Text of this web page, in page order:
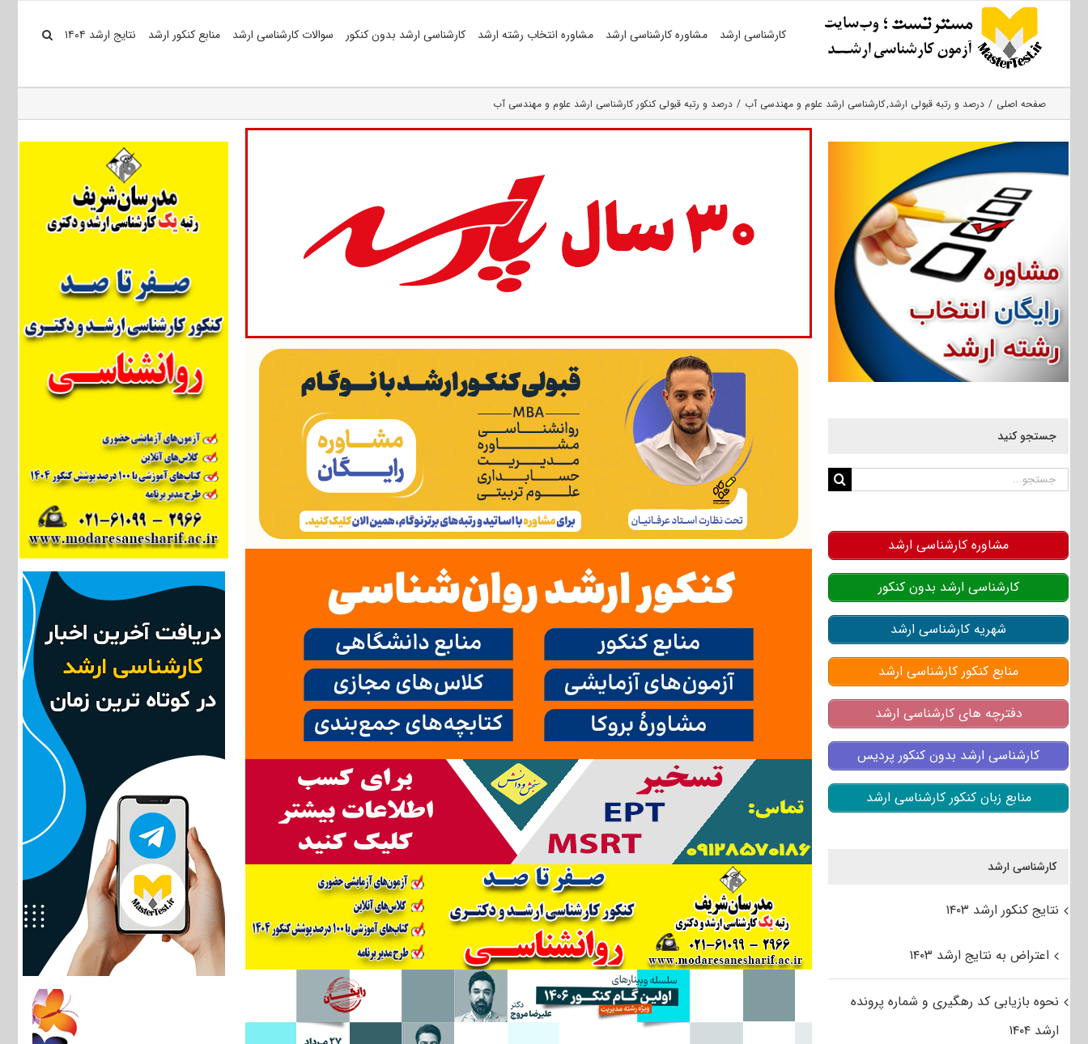
کارشناسی ارشد مشاوره کارشناسی ارشد مشاوره انتخاب رشته ارشد کارشناسی ارشد بدون کنکور سوالات کارشناسی ارشد منابع کنکور ارشد نتایج ارشد ۱۴۰۴
صفحه اصلی درصد و رتبه قبولی ارشد کارشناسی ارشد علوم و مهندسی آب درصد و رتبه قبولی کنکور کارشناسی ارشد علوم و مهندسی آب
جستجو کنید
جستجو
مشاوره کارشناسی ارشد
کارشناسی ارشد بدون کنکور
شهریه کارشناسی ارشد
منابع کنکور کارشناسی ارشد
دفترچه های کارشناسی ارشد
کارشناسی ارشد بدون کنکور پردیس
منابع زبان کنکور کارشناسی ارشد
کارشناسی ارشد
نتایج کنکور ارشد ۱۴۰۳
اعتراض به نتایج ارشد ۱۴۰۳
نحوه بازیابی کد رهگیری و شماره پرونده
ارشد ۱۴۰۴